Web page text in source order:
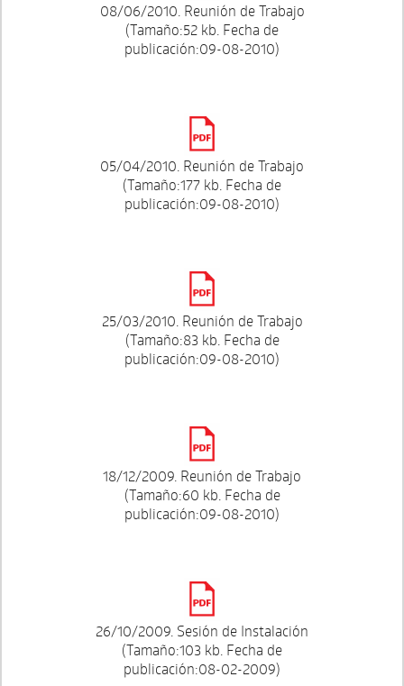
08/06/2010. Reunión de Trabajo
(Tamaño:52 kb. Fecha de
publicación:09-08-2010)
05/04/2010. Reunión de Trabajo
(Tamaño:177 kb. Fecha de
publicación:09-08-2010)
25/03/2010. Reunión de Trabajo
(Tamaño:83 kb. Fecha de
publicación:09-08-2010)
18/12/2009. Reunión de Trabajo
(Tamaño:60 kb. Fecha de
publicación:09-08-2010)
26/10/2009. Sesión de Instalación
(Tamaño:103 kb. Fecha de
publicación:08-02-2009)